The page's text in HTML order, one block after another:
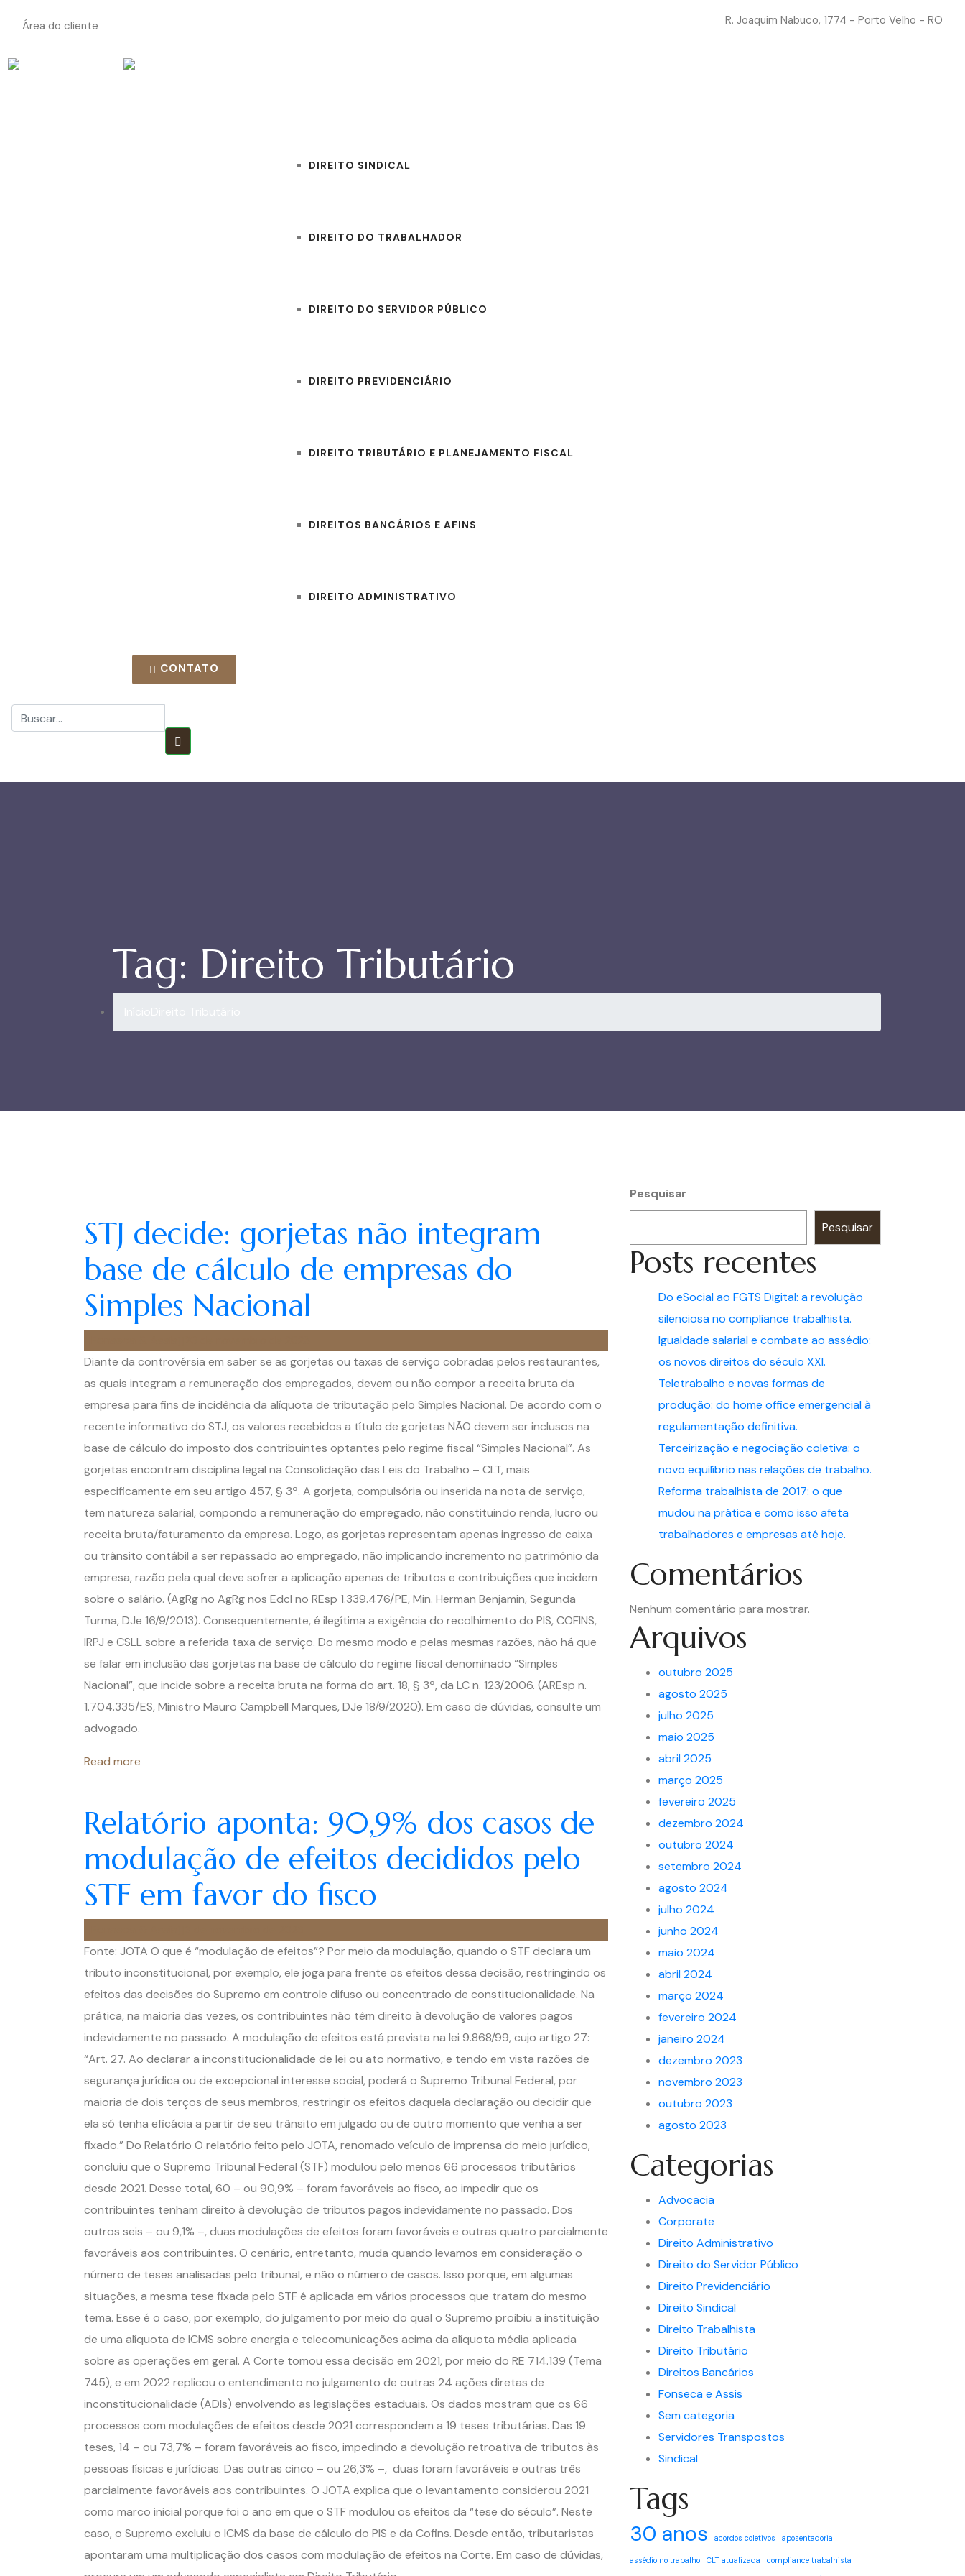
Área do cliente R. Joaquim Nabuco, 1774 - Porto Velho - RO
DIREITO SINDICAL
DIREITO DO TRABALHADOR
DIREITO DO SERVIDOR PÚBLICO
DIREITO PREVIDENCIÁRIO
DIREITO TRIBUTÁRIO E PLANEJAMENTO FISCAL
DIREITOS BANCÁRIOS E AFINS
DIREITO ADMINISTRATIVO
CONTATO
Tag: Direito Tributário
STJ decide: gorjetas não integram
base de cálculo de empresas do
Simples Nacional
Diante da controvérsia em saber se as gorjetas ou taxas de serviço cobradas pelos restaurantes,
as quais integram a remuneração dos empregados, devem ou não compor a receita bruta da
empresa para fins de incidência da alíquota de tributação pelo Simples Nacional. De acordo com o
recente informativo do STJ, os valores recebidos a título de gorjetas NÃO devem ser inclusos na
base de cálculo do imposto dos contribuintes optantes pelo regime fiscal “Simples Nacional”. As
gorjetas encontram disciplina legal na Consolidação das Leis do Trabalho – CLT, mais
especificamente em seu artigo 457, § 3º. A gorjeta, compulsória ou inserida na nota de serviço,
tem natureza salarial, compondo a remuneração do empregado, não constituindo renda, lucro ou
receita bruta/faturamento da empresa. Logo, as gorjetas representam apenas ingresso de caixa
ou trânsito contábil a ser repassado ao empregado, não implicando incremento no patrimônio da
empresa, razão pela qual deve sofrer a aplicação apenas de tributos e contribuições que incidem
sobre o salário. (AgRg no AgRg nos Edcl no REsp 1.339.476/PE, Min. Herman Benjamin, Segunda
Turma, DJe 16/9/2013). Consequentemente, é ilegítima a exigência do recolhimento do PIS, COFINS,
IRPJ e CSLL sobre a referida taxa de serviço. Do mesmo modo e pelas mesmas razões, não há que
se falar em inclusão das gorjetas na base de cálculo do regime fiscal denominado “Simples
Nacional”, que incide sobre a receita bruta na forma do art. 18, § 3º, da LC n. 123/2006. (AREsp n.
1.704.335/ES, Ministro Mauro Campbell Marques, DJe 18/9/2020). Em caso de dúvidas, consulte um
advogado.
Read more
Relatório aponta: 90,9% dos casos de
modulação de efeitos decididos pelo
STF em favor do fisco
Fonte: JOTA O que é “modulação de efeitos”? Por meio da modulação, quando o STF declara um
tributo inconstitucional, por exemplo, ele joga para frente os efeitos dessa decisão, restringindo os
efeitos das decisões do Supremo em controle difuso ou concentrado de constitucionalidade. Na
prática, na maioria das vezes, os contribuintes não têm direito à devolução de valores pagos
indevidamente no passado. A modulação de efeitos está prevista na lei 9.868/99, cujo artigo 27:
“Art. 27. Ao declarar a inconstitucionalidade de lei ou ato normativo, e tendo em vista razões de
segurança jurídica ou de excepcional interesse social, poderá o Supremo Tribunal Federal, por
maioria de dois terços de seus membros, restringir os efeitos daquela declaração ou decidir que
ela só tenha eficácia a partir de seu trânsito em julgado ou de outro momento que venha a ser
fixado.” Do Relatório O relatório feito pelo JOTA, renomado veículo de imprensa do meio jurídico,
concluiu que o Supremo Tribunal Federal (STF) modulou pelo menos 66 processos tributários
desde 2021. Desse total, 60 – ou 90,9% – foram favoráveis ao fisco, ao impedir que os
contribuintes tenham direito à devolução de tributos pagos indevidamente no passado. Dos
outros seis – ou 9,1% –, duas modulações de efeitos foram favoráveis e outras quatro parcialmente
favoráveis aos contribuintes. O cenário, entretanto, muda quando levamos em consideração o
número de teses analisadas pelo tribunal, e não o número de casos. Isso porque, em algumas
situações, a mesma tese fixada pelo STF é aplicada em vários processos que tratam do mesmo
tema. Esse é o caso, por exemplo, do julgamento por meio do qual o Supremo proibiu a instituição
de uma alíquota de ICMS sobre energia e telecomunicações acima da alíquota média aplicada
sobre as operações em geral. A Corte tomou essa decisão em 2021, por meio do RE 714.139 (Tema
745), e em 2022 replicou o entendimento no julgamento de outras 24 ações diretas de
inconstitucionalidade (ADIs) envolvendo as legislações estaduais. Os dados mostram que os 66
processos com modulações de efeitos desde 2021 correspondem a 19 teses tributárias. Das 19
teses, 14 – ou 73,7% – foram favoráveis ao fisco, impedindo a devolução retroativa de tributos às
pessoas físicas e jurídicas. Das outras cinco – ou 26,3% –, duas foram favoráveis e outras três
parcialmente favoráveis aos contribuintes. O JOTA explica que o levantamento considerou 2021
como marco inicial porque foi o ano em que o STF modulou os efeitos da “tese do século”. Neste
caso, o Supremo excluiu o ICMS da base de cálculo do PIS e da Cofins. Desde então, tributaristas
apontaram uma multiplicação dos casos com modulação de efeitos na Corte. Em caso de dúvidas,
Pesquisar
Pesquisar
Posts recentes
Do eSocial ao FGTS Digital: a revolução
silenciosa no compliance trabalhista.
Igualdade salarial e combate ao assédio:
os novos direitos do século XXI.
Teletrabalho e novas formas de
produção: do home office emergencial à
regulamentação definitiva.
Terceirização e negociação coletiva: o
novo equilíbrio nas relações de trabalho.
Reforma trabalhista de 2017: o que
mudou na prática e como isso afeta
trabalhadores e empresas até hoje.
Comentários
Nenhum comentário para mostrar.
Arquivos
outubro 2025
agosto 2025
julho 2025
maio 2025
abril 2025
março 2025
fevereiro 2025
dezembro 2024
outubro 2024
setembro 2024
agosto 2024
julho 2024
junho 2024
maio 2024
abril 2024
março 2024
fevereiro 2024
janeiro 2024
dezembro 2023
novembro 2023
outubro 2023
agosto 2023
Categorias
Advocacia
Corporate
Direito Administrativo
Direito do Servidor Público
Direito Previdenciário
Direito Sindical
Direito Trabalhista
Direito Tributário
Direitos Bancários
Fonseca e Assis
Sem categoria
Servidores Transpostos
Sindical
Tags
30 anos acordos coletivos aposentadoria
assédio no trabalho CLT atualizada compliance trabalhista